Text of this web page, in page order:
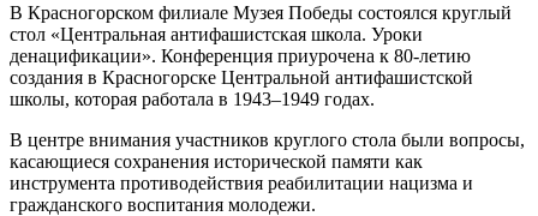
В Красногорском филиале Музея Победы состоялся круглый
стол «Центральная антифашистская школа. Уроки
денацификации». Конференция приурочена к 80-летию
создания в Красногорске Центральной антифашистской
школы, которая работала в 1943–1949 годах.
В центре внимания участников круглого стола были вопросы,
касающиеся сохранения исторической памяти как
инструмента противодействия реабилитации нацизма и
гражданского воспитания молодежи.